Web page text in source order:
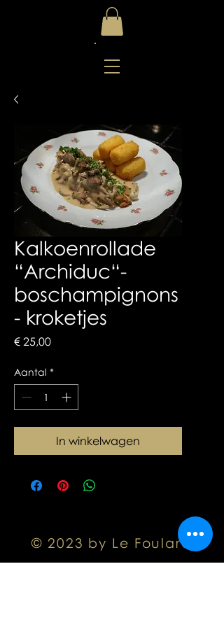
Kalkoenrollade
“Archiduc“-
boschampignons
- kroketjes
€ 25,00Prijs
Aantal *
In winkelwagen
© 2023 by Le Foulard